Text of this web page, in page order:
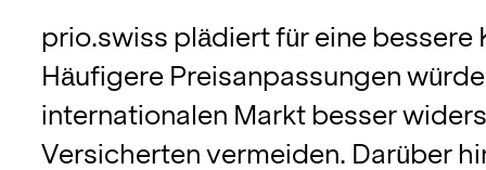
prio.swiss plädiert für eine
Häufigere Preisanpassungen
internationalen Markt besser
Versicherten vermeiden. Darüber